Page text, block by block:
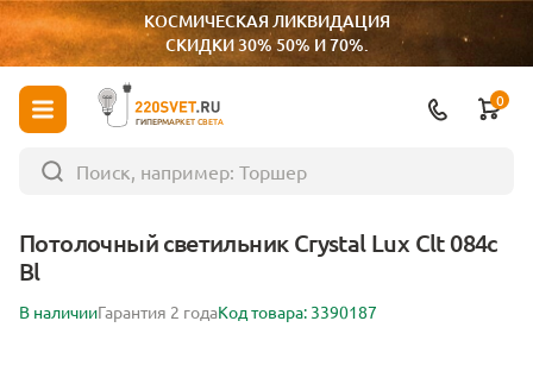
КОСМИЧЕСКАЯ ЛИКВИДАЦИЯ
СКИДКИ 30% 50% И 70%.
ГИПЕРМАРКЕТ СВЕТА
0
Потолочный светильник Crystal Lux Clt 084c
Bl
В наличииГарантия 2 годаКод товара: 3390187